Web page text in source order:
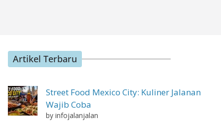
Artikel Terbaru
Street Food Mexico City: Kuliner Jalanan
Wajib Coba
by infojalanjalan